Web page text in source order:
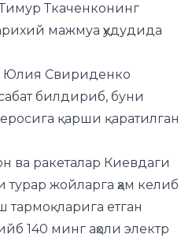
Ткаченконинг
мажмуа ҳудудида
Юлия Свириденко
билдириб, буни
қарши қаратилган
ва ракеталар Киевдаги
турар жойларга ҳам келиб
тармоқларига етган
140 минг аҳоли электр